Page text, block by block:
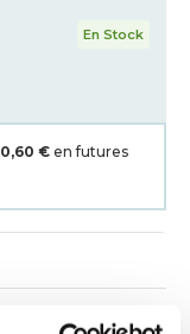
En Stock
0,60 € en futures